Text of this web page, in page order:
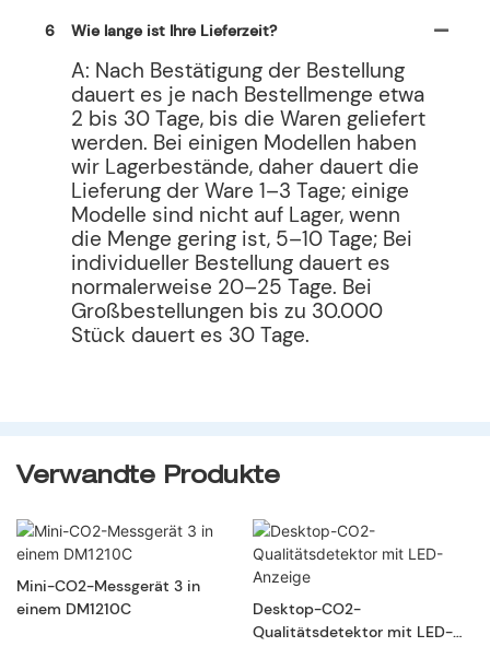
6 Wie lange ist Ihre Lieferzeit?
A: Nach Bestätigung der Bestellung
dauert es je nach Bestellmenge etwa
2 bis 30 Tage, bis die Waren geliefert
werden. Bei einigen Modellen haben
wir Lagerbestände, daher dauert die
Lieferung der Ware 1–3 Tage; einige
Modelle sind nicht auf Lager, wenn
die Menge gering ist, 5–10 Tage; Bei
individueller Bestellung dauert es
normalerweise 20–25 Tage. Bei
Großbestellungen bis zu 30.000
Stück dauert es 30 Tage.
Verwandte Produkte
Mini-CO2-Messgerät 3 in
einem DM1210C
Desktop-CO2-
Qualitätsdetektor mit LED-